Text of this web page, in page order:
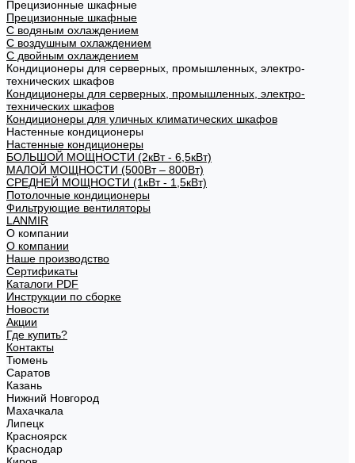
Прецизионные шкафные
Прецизионные шкафные
С водяным охлаждением
С воздушным охлаждением
С двойным охлаждением
Кондиционеры для серверных, промышленных, электро-
технических шкафов
Кондиционеры для серверных, промышленных, электро-
технических шкафов
Кондиционеры для уличных климатических шкафов
Настенные кондиционеры
Настенные кондиционеры
БОЛЬШОЙ МОЩНОСТИ (2кВт - 6,5кВт)
МАЛОЙ МОЩНОСТИ (500Вт – 800Вт)
СРЕДНЕЙ МОЩНОСТИ (1кВт - 1,5кВт)
Потолочные кондиционеры
Фильтрующие вентиляторы
LANMIR
О компании
О компании
Наше производство
Сертификаты
Каталоги PDF
Инструкции по сборке
Новости
Акции
Где купить?
Контакты
Тюмень
Саратов
Казань
Нижний Новгород
Махачкала
Липецк
Красноярск
Краснодар